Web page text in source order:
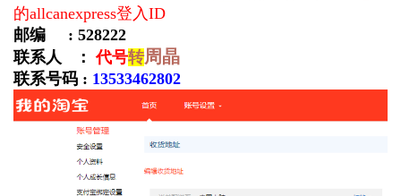
的allcanexpress登入ID
邮编
: 528222
联系人 ：代号转周晶
联系号码 : 13533462802